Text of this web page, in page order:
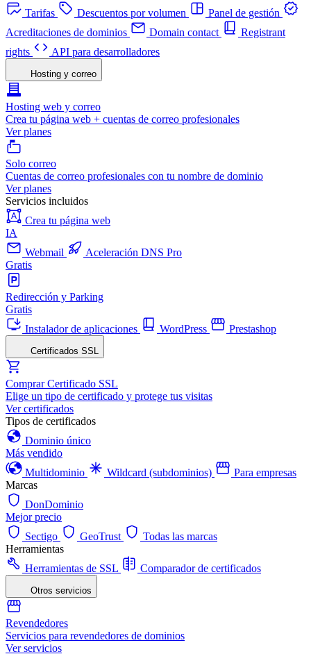
Tarifas
Descuentos por volumen
Panel de gestión
Acreditaciones de dominios
Domain contact
Registrant
rights
API para desarrolladores
Hosting y correo
Hosting web y correo
Crea tu página web + cuentas de correo profesionales
Ver planes
Solo correo
Cuentas de correo profesionales con tu nombre de dominio
Ver planes
Servicios incluidos
Crea tu página web
IA
Webmail
Aceleración DNS Pro
Gratis
Redirección y Parking
Gratis
Instalador de aplicaciones
WordPress Prestashop
Certificados SSL
Comprar Certificado SSL
Elige un tipo de certificado y protege tus visitas
Ver certificados
Tipos de certificados
Dominio único
Más vendido
Multidominio
Wildcard (subdominios)
Para empresas
Marcas
DonDominio
Mejor precio
Sectigo
GeoTrust
Todas las marcas
Herramientas
Herramientas de SSL
Comparador de certificados
Otros servicios
Revendedores
Servicios para revendedores de dominios
Ver servicios